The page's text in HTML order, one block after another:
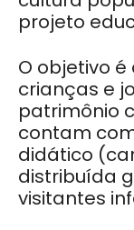
projeto
O objetivo
crianças e
patrimônio
contam
didático
distribuída
visitantes